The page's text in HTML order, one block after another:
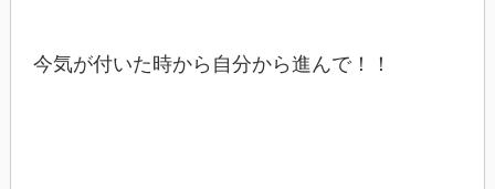
今気が付いた時から自分から進んで！！